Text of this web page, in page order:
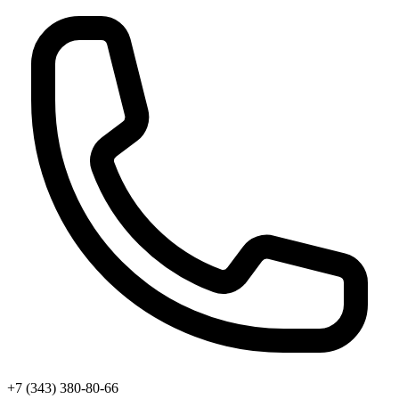
+7 (343) 380-80-66